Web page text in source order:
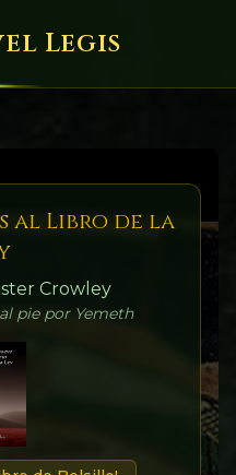
Legis
al Libro de la
Crowley
pie por Yemeth